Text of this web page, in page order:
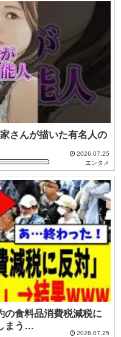
さんが描いた有名人の
2026.07.25
エンタメ
の食料品消費税減税に
まう…
2026.07.25